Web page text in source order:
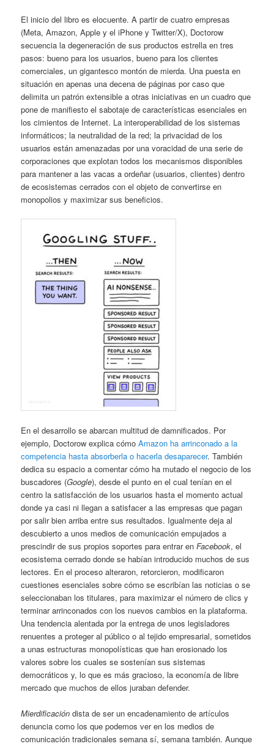
El inicio del libro es elocuente. A partir de cuatro empresas
(Meta, Amazon, Apple y el iPhone y Twitter/X), Doctorow
secuencia la degeneración de sus productos estrella en tres
pasos: bueno para los usuarios, bueno para los clientes
comerciales, un gigantesco montón de mierda. Una puesta en
situación en apenas una decena de páginas por caso que
delimita un patrón extensible a otras iniciativas en un cuadro que
pone de manifiesto el sabotaje de características esenciales en
los cimientos de Internet. La interoperabilidad de los sistemas
informáticos; la neutralidad de la red; la privacidad de los
usuarios están amenazadas por una voracidad de una serie de
corporaciones que explotan todos los mecanismos disponibles
para mantener a las vacas a ordeñar (usuarios, clientes) dentro
de ecosistemas cerrados con el objeto de convertirse en
monopolios y maximizar sus beneficios.
En el desarrollo se abarcan multitud de damnificados. Por
ejemplo, Doctorow explica cómoAmazon ha arrinconado a la
competencia hasta absorberla o hacerla desaparecer. También
dedica su espacio a comentar cómo ha mutado el negocio de los
buscadores (Google), desde el punto en el cual tenían en el
centro la satisfacción de los usuarios hasta el momento actual
donde ya casi ni llegan a satisfacer a las empresas que pagan
por salir bien arriba entre sus resultados. Igualmente deja al
descubierto a unos medios de comunicación empujados a
prescindir de sus propios soportes para entrar enFacebook, el
ecosistema cerrado donde se habían introducido muchos de sus
lectores. En el proceso alteraron, retorcieron, modificaron
cuestiones esenciales sobre cómo se escribían las noticias o se
seleccionaban los titulares, para maximizar el número de clics y
terminar arrinconados con los nuevos cambios en la plataforma.
Una tendencia alentada por la entrega de unos legisladores
renuentes a proteger al público o al tejido empresarial, sometidos
a unas estructuras monopolísticas que han erosionado los
valores sobre los cuales se sostenían sus sistemas
democráticos y, lo que es más gracioso, la economía de libre
mercado que muchos de ellos juraban defender.
Mierdificación dista de ser un encadenamiento de artículos
denuncia como los que podemos ver en los medios de
comunicación tradicionales semana sí, semana también. Aunque